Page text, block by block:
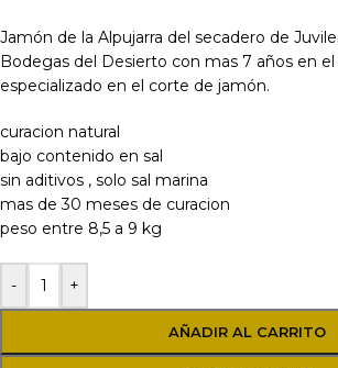
Jamón de la Alpujarra del secadero de
Bodegas del Desierto con mas 7 años en
especializado en el corte de jamón.
curacion natural
bajo contenido en sal
sin aditivos , solo sal marina
mas de 30 meses de curacion
peso entre 8,5 a 9 kg
- +
AÑADIR AL CARRITO